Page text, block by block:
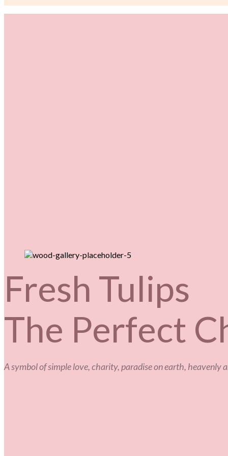
Fresh Tulips
The Perfect
A symbol of simple love, charity, paradise on earth, heavenly